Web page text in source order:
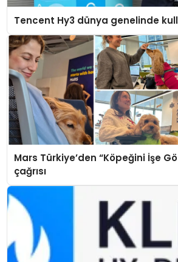
Tencent Hy3 dünya genelinde
Mars Türkiye’den “Köpeğini İşe
çağrısı